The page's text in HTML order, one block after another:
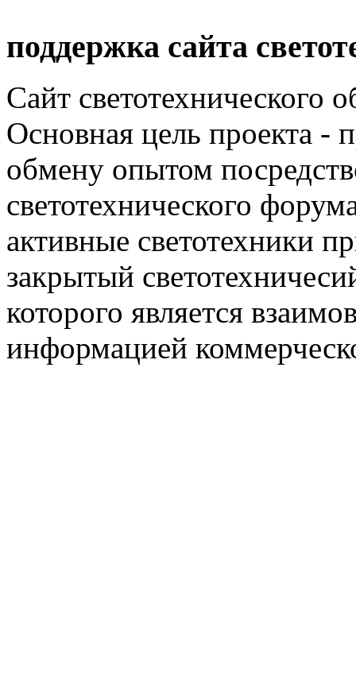
поддержка сайта
Сайт светотехнического
Основная цель проекта -
обмену опытом
светотехнического
активные светотехники
закрытый
которого является
информацией